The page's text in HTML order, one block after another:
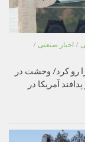
/ اخبار صنعتی /
رو کرد/ وحشت در
و پایان عصر پدافند آمریکا در